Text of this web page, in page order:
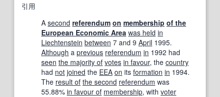
引用
A second referendum on membership of the
European Economic Area was held in
Liechtenstein between 7 and 9 April 1995.
Although a previous referendum in 1992 had
seen the majority of votes in favour, the country
had not joined the EEA on its formation in 1994.
The result of the second referendum was
55.88% in favour of membership, with voter